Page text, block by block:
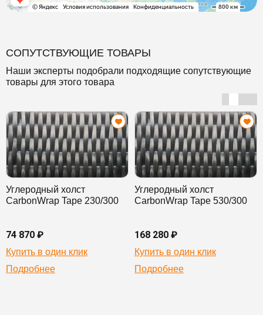
СОПУТСТВУЮЩИЕ ТОВАРЫ
Наши эксперты подобрали подходящие сопутствующие
товары для этого товара
Углеродный холст
CarbonWrap Tape 230/300
74 870 ₽
Купить в один клик
Подробнее
Углеродный холст
CarbonWrap Tape 530/300
168 280 ₽
Купить в один клик
Подробнее